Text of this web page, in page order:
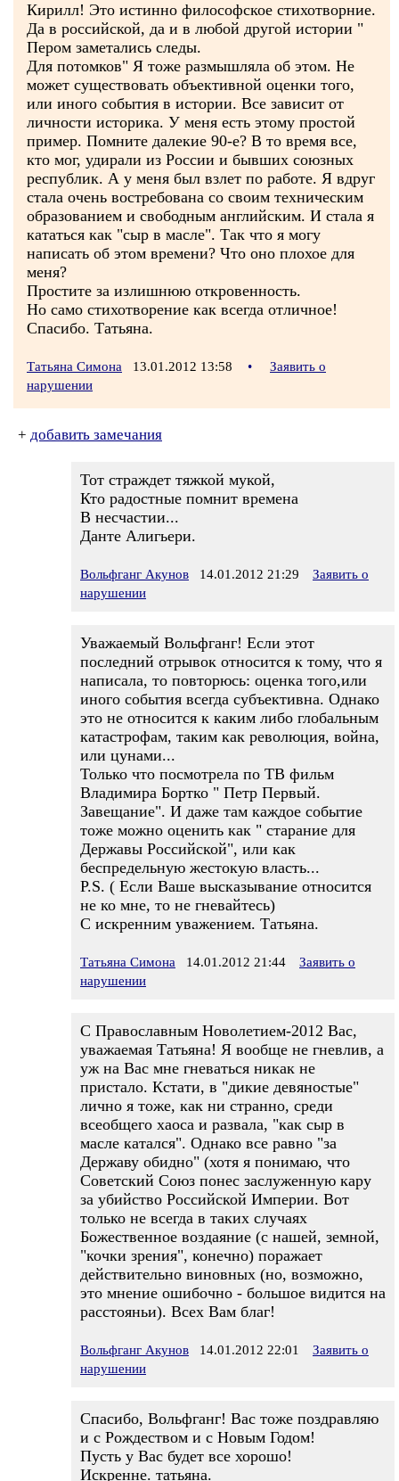
Кирилл! Это истинно философское стихотворние.
Да в российской, да и в любой другой истории "
Пером заметались следы.
Для потомков" Я тоже размышляла об этом. Не
может существовать объективной оценки того,
или иного события в истории. Все зависит от
личности историка. У меня есть этому простой
пример. Помните далекие 90-е? В то время все,
кто мог, удирали из России и бывших союзных
республик. А у меня был взлет по работе. Я вдруг
стала очень востребована со своим техническим
образованием и свободным английским. И стала я
кататься как "сыр в масле". Так что я могу
написать об этом времени? Что оно плохое для
меня?
Простите за излишнюю откровенность.
Но само стихотворение как всегда отличное!
Спасибо. Татьяна.
Татьяна Симона 13.01.2012 13:58 •
Заявить о
нарушении
+ добавить замечания
Тот страждет тяжкой мукой,
Кто радостные помнит времена
В несчастии...
Данте Алигьери.
Вольфганг Акунов 14.01.2012 21:29
Заявить о
нарушении
Уважаемый Вольфганг! Если этот
последний отрывок относится к тому, что я
написала, то повторюсь: оценка того,или
иного события всегда субъективна. Однако
это не относится к каким либо глобальным
катастрофам, таким как революция, война,
или цунами...
Только что посмотрела по ТВ фильм
Владимира Бортко " Петр Первый.
Завещание". И даже там каждое событие
тоже можно оценить как " старание для
Державы Российской", или как
беспредельную жестокую власть...
P.S. ( Если Ваше высказывание относится
не ко мне, то не гневайтесь)
С искренним уважением. Татьяна.
Татьяна Симона 14.01.2012 21:44
Заявить о
нарушении
C Православным Новолетием-2012 Вас,
уважаемая Татьяна! Я вообще не гневлив, а
уж на Вас мне гневаться никак не
пристало. Кстати, в "дикие девяностые"
лично я тоже, как ни странно, среди
всеобщего хаоса и развала, "как сыр в
масле катался". Однако все равно "за
Державу обидно" (хотя я понимаю, что
Советский Союз понес заслуженную кару
за убийство Российской Империи. Вот
только не всегда в таких случаях
Божественное воздаяние (с нашей, земной,
"кочки зрения", конечно) поражает
действительно виновных (но, возможно,
это мнение ошибочно - большое видится на
расстояньи). Всех Вам благ!
Вольфганг Акунов 14.01.2012 22:01
Заявить о
нарушении
Спасибо, Вольфганг! Вас тоже поздравляю
и с Рождеством и с Новым Годом!
Пусть у Вас будет все хорошо!
Искренне. татьяна.